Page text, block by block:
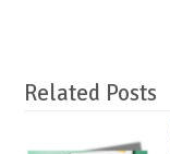
Related Posts